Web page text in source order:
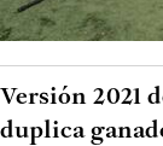
Versión 2021
duplica